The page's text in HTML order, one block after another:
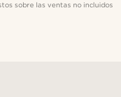
sobre las ventas no incluidos